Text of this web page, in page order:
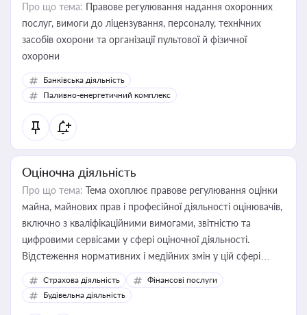
Про що тема: Правове регулювання надання охоронних
послуг, вимоги до ліцензування, персоналу, технічних
засобів охорони та організації пультової й фізичної
охорони
Банківська діяльність
Паливно-енергетичний комплекс
Оціночна діяльність
Про що тема: Тема охоплює правове регулювання оцінки
майна, майнових прав і професійної діяльності оцінювачів,
включно з кваліфікаційними вимогами, звітністю та
цифровими сервісами у сфері оціночної діяльності.
Відстеження нормативних і медійних змін у цій сфері
корисне для власника бізнесу, керівника, юриста або
бухгалтера під час оподаткування, приватизації, оренди
державного майна, корпоративних угод і перевірки
Страхова діяльність
Фінансові послуги
Будівельна діяльність